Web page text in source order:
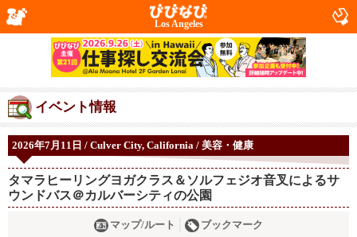
Los Angeles
イベント情報
2026年7月11日 / Culver City, California / 美容・健康
タマラヒーリングヨガクラス＆ソルフェジオ音叉によるサ
ウンドバス＠カルバーシティの公園
マップ/ルート ブックマーク